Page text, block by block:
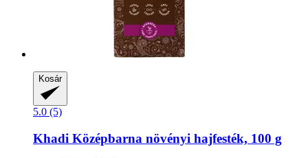
Kosár
5.0 (5)
Khadi Középbarna növényi hajfesték, 100 g